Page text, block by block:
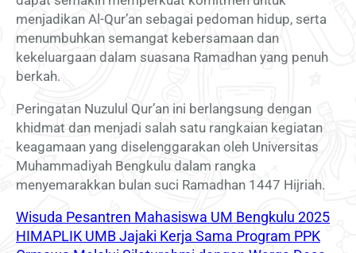
menjadikan Al-Qur’an sebagai pedoman hidup, serta
menumbuhkan semangat kebersamaan dan
kekeluargaan dalam suasana Ramadhan yang penuh
berkah.
Peringatan Nuzulul Qur’an ini berlangsung dengan
khidmat dan menjadi salah satu rangkaian kegiatan
keagamaan yang diselenggarakan oleh Universitas
Muhammadiyah Bengkulu dalam rangka
menyemarakkan bulan suci Ramadhan 1447 Hijriah.
Wisuda Pesantren Mahasiswa UM Bengkulu 2025
HIMAPLIK UMB Jajaki Kerja Sama Program PPK